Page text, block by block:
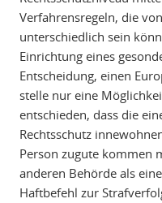
Verfahrensregeln, die
unterschiedlich sein
Einrichtung eines
Entscheidung, einen
stelle nur eine
entschieden, dass die
Rechtsschutz
Person zugute kommen
anderen Behörde als
Haftbefehl zur